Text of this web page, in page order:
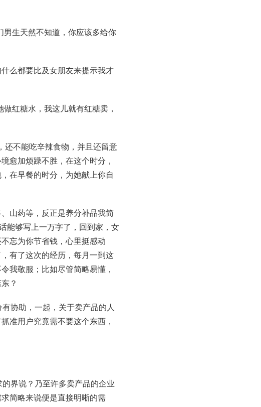
男生天然不知道，你应该多给你
么都要比及女朋友来提示我才
红糖水，我这儿就有红糖卖，
还不能吃辛辣食物，并且还留意
愈加烦躁不胜，在这个时分，
在早餐的时分，为她献上你自
山药等，反正是养分补品我简
能够写上一万字了，回到家，女
忘为你节省钱，心里挺感动
有了这次的经历，每月一到这
我敬服；比如尽管简略易懂，
？
协助，一起，关于卖产品的人
准用户究竟需不要这个东西，
界说？乃至许多卖产品的企业
简略来说便是直接明晰的需